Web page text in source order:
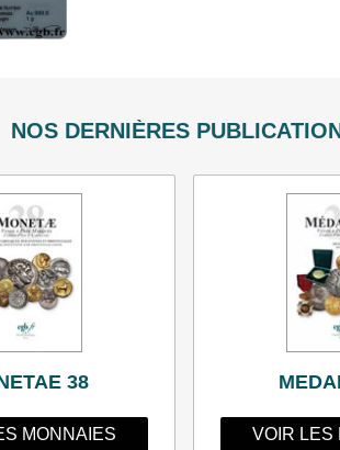
NOS DERNIÈRES
38
MONNAIES VOIR LES